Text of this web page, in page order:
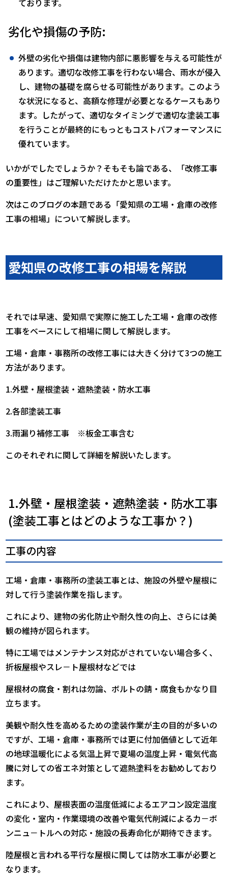
ております。
劣化や損傷の予防:
外壁の劣化や損傷は建物内部に悪影響を与える可能性が
あります。適切な改修工事を行わない場合、雨水が侵入
し、建物の基礎を腐らせる可能性があります。このよう
な状況になると、高額な修理が必要となるケースもあり
ます。したがって、適切なタイミングで適切な塗装工事
を行うことが最終的にもっともコストパフォーマンスに
優れています。
いかがでしたでしょうか？そもそも論である、「改修工事
の重要性」はご理解いただけたかと思います。
次はこのブログの本題である「愛知県の工場・倉庫の改修
工事の相場」について解説します。
愛知県の改修工事の相場を解説
それでは早速、愛知県で実際に施工した工場・倉庫の改修
工事をベースにして相場に関して解説します。
工場・倉庫・事務所の改修工事には大きく分けて3つの施工
方法があります。
1.外壁・屋根塗装・遮熱塗装・防水工事
2.各部塗装工事
3.雨漏り補修工事 ※板金工事含む
このそれぞれに関して詳細を解説いたします。
1.外壁・屋根塗装・遮熱塗装・防水工事
(塗装工事とはどのような工事か？)
工事の内容
工場・倉庫・事務所の塗装工事とは、施設の外壁や屋根に
対して行う塗装作業を指します。
これにより、建物の劣化防止や耐久性の向上、さらには美
観の維持が図られます。
特に工場ではメンテナンス対応がされていない場合多く、
折板屋根やスレ－ト屋根材などでは
屋根材の腐食・割れは勿論、ボルトの錆・腐食もかなり目
立ちます。
美観や耐久性を高めるための塗装作業が主の目的が多いの
ですが、工場・倉庫・事務所では更に付加価値として近年
の地球温暖化による気温上昇で夏場の温度上昇・電気代高
騰に対しての省エネ対策として遮熱塗料をお勧めしており
ます。
これにより、屋根表面の温度低減によるエアコン設定温度
の変化・室内・作業環境の改善や電気代削減によるカ－ボ
ンニュ－トルへの対応・施設の長寿命化が期待できます。
陸屋根と言われる平行な屋根に関しては防水工事が必要と
なります。